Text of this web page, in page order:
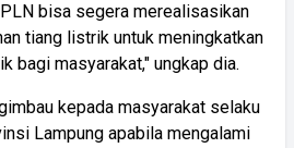
bisa segera merealisasikan
tiang listrik untuk meningkatkan
bagi masyarakat," ungkap dia.
kepada masyarakat selaku
Lampung apabila mengalami